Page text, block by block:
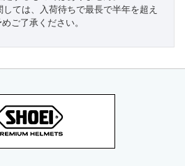
ては、入荷待ちで最長で半年を超え
ご了承ください。